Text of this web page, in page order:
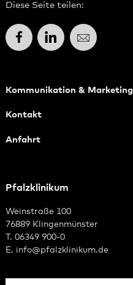
Diese Seite teilen:
FacebookLinkedInE-Mail
Kommunikation & Marketing
Kontakt
Anfahrt
Pfalzklinikum
Weinstraße 100
76889 Klingenmünster
T. 06349 900-0
E. info@pfalzklinikum.de